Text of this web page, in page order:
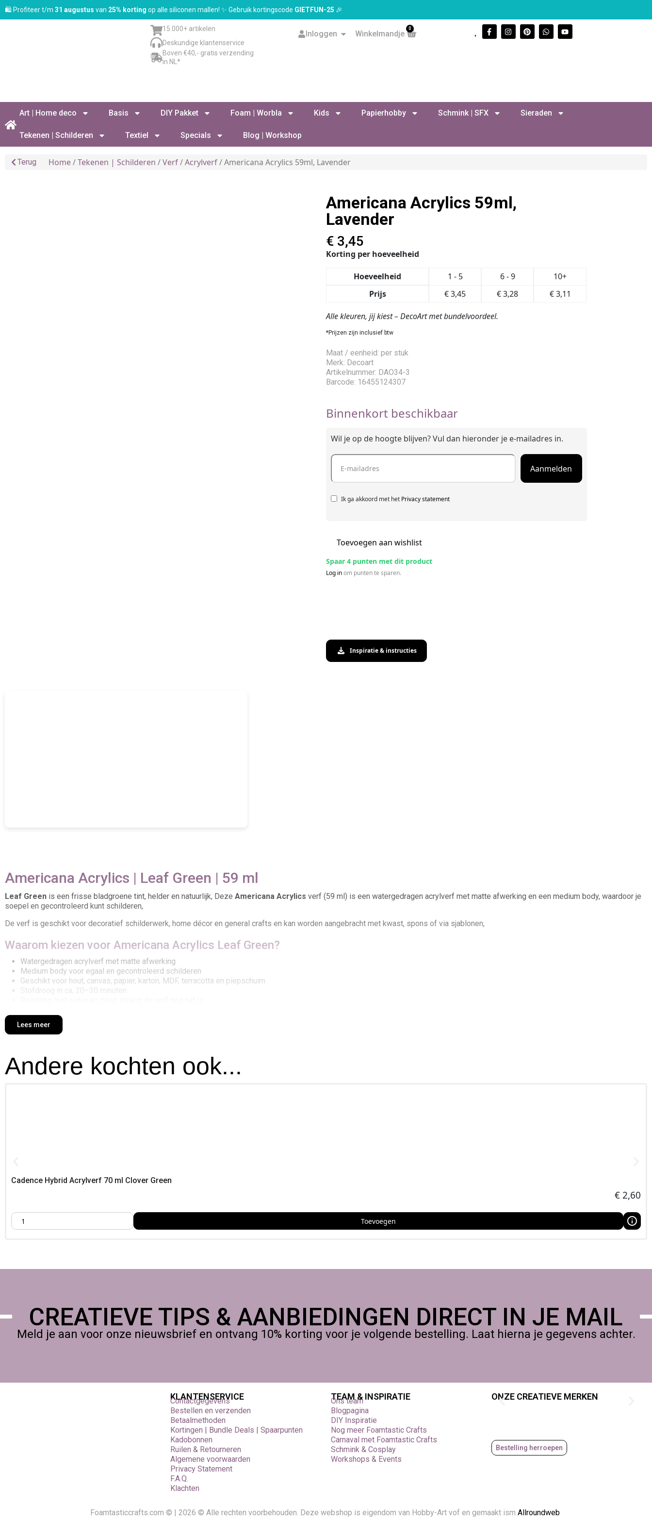
🛍️ Profiteer t/m 31 augustus van 25% korting op alle siliconen mallen! ✨ Gebruik kortingscode GIETFUN-25 🎉
15.000+ artikelen
Deskundige klantenservice
Boven €40,- gratis verzending
in NL*
Inloggen Winkelmandje
0
Art | Home deco Basis DIY Pakket Foam | Worbla Kids Papierhobby Schmink | SFX Sieraden
Tekenen | Schilderen Textiel Specials Blog | Workshop
Terug Home/Tekenen | Schilderen /Verf/Acrylverf/ Americana Acrylics 59ml, Lavender
Americana Acrylics 59ml,
Lavender
€ 3,45
Korting per hoeveelheid
Hoeveelheid 1 - 5 6 - 9
10+
Prijs
€3,45 €3,28 €3,11
Alle kleuren, jij kiest – DecoArt met bundelvoordeel.
*Prijzen zijn inclusief btw
Maat / eenheid: per stuk
Merk: Decoart
Artikelnummer: DAO34-3
Barcode: 16455124307
Binnenkort beschikbaar
Wil je op de hoogte blijven? Vul dan hieronder je e-mailadres in.
Ik ga akkoord met het Privacy statement
Toevoegen aan wishlist
Spaar 4 punten met dit product
Log inom punten te sparen.
Inspiratie & instructies
Americana Acrylics | Leaf Green | 59 ml
Leaf Green is een frisse bladgroene tint, helder en natuurlijk, Deze Americana Acrylics verf (59 ml) is een watergedragen acrylverf met matte afwerking en een medium body, waardoor je
soepel en gecontroleerd kunt schilderen,
De verf is geschikt voor decoratief schilderwerk, home décor en general crafts en kan worden aangebracht met kwast, spons of via sjablonen,
Waarom kiezen voor Americana Acrylics Leaf Green?
Watergedragen acrylverf met matte afwerking
Medium body voor egaal en gecontroleerd schilderen
Geschikt voor hout, canvas, papier, karton, MDF, terracotta en piepschuim
Stofdroog in ca, 20–30 minuten
Inspiratie & toepassingen met Leaf Green
Let op:
bedoeld voor decoratief gebruik, Niet geschikt voor buitengebruik of vaatwasserbestendige toepassingen,
Americana Acrylics Leaf Green kopen bij Foamtastic Crafts
Lees meer
Andere kochten ook...
Cadence Hybrid Acrylverf 70 ml Clover Green
€ 2,60
Toevoegen
CREATIEVE TIPS & AANBIEDINGEN DIRECT IN JE MAIL
Meld je aan voor onze nieuwsbrief en ontvang 10% korting voor je volgende bestelling. Laat hierna je gegevens achter.
KLANTENSERVICE
Contactgegevens
Bestellen en verzenden
Betaalmethoden
Kortingen | Bundle Deals | Spaarpunten
Kadobonnen
Ruilen & Retourneren
Algemene voorwaarden
Privacy Statement
F.A.Q.
Klachten
TEAM & INSPIRATIE
Ons team
Blogpagina
DIY Inspiratie
Nog meer Foamtastic Crafts
Carnaval met Foamtastic Crafts
Schmink & Cosplay
Workshops & Events
ONZE CREATIEVE MERKEN
Bestelling herroepen
Foamtasticcrafts.com © | 2026 © Alle rechten voorbehouden. Deze webshop is eigendom van Hobby-Art vof en gemaakt ism Allroundweb